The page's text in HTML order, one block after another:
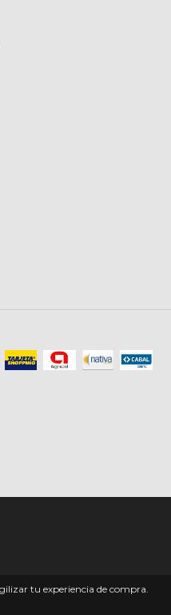
tu experiencia de compra.